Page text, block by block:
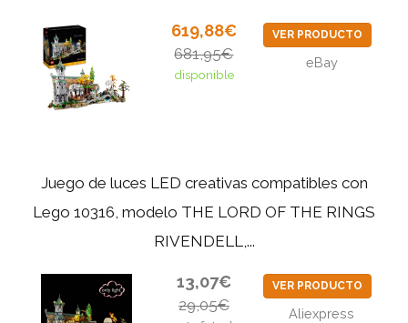
619,88€
681,95€
disponible
VER PRODUCTO
eBay
Juego de luces LED creativas compatibles con
Lego 10316, modelo THE LORD OF THE RINGS
RIVENDELL,...
13,07€
29,05€
VER PRODUCTO
Aliexpress